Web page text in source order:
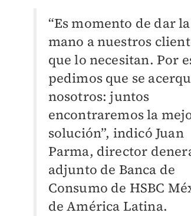
“Es momento de dar la
mano a nuestros
que lo necesitan. Por
pedimos que se
nosotros: juntos
encontraremos la
solución”, indicó Juan
Parma, director
adjunto de Banca de
Consumo de HSBC
de América Latina.